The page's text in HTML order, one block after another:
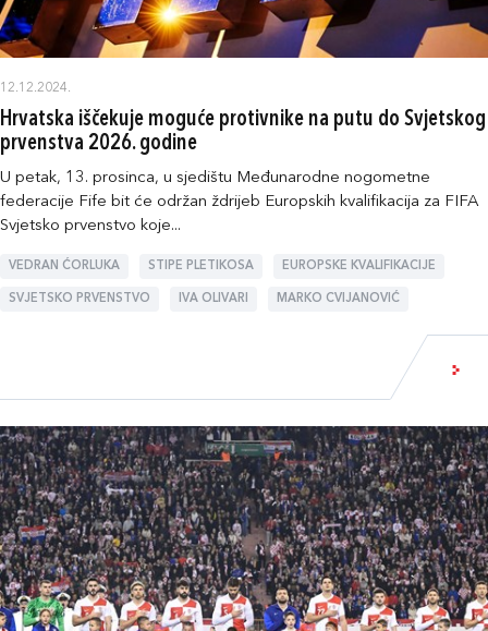
12.12.2024.
Hrvatska iščekuje moguće protivnike na putu do Svjetskog
prvenstva 2026. godine
U petak, 13. prosinca, u sjedištu Međunarodne nogometne
federacije Fife bit će održan ždrijeb Europskih kvalifikacija za FIFA
Svjetsko prvenstvo koje...
VEDRAN ĆORLUKA STIPE PLETIKOSA EUROPSKE KVALIFIKACIJE
SVJETSKO PRVENSTVO IVA OLIVARI MARKO CVIJANOVIĆ